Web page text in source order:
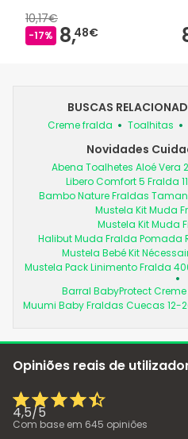
10,17€
-17% 8,48€
BUSCAS
Creme fralda Toalhitas
Novidades
Abena Toalhetes Aloé Vera
Libero Comfort 5 Fralda
Bambo Nature Fraldas
Mustela Kit Muda
Mustela Kit Muda
Halibut Muda Fralda Pomada
Mustela Bebé Kit
Mustela Pack Linimento Fralda
Barral BabyProtect
Muumi Baby Fraldas Cuecas
Opiniões reais de
4,5/5
Com base em 645 opiniões